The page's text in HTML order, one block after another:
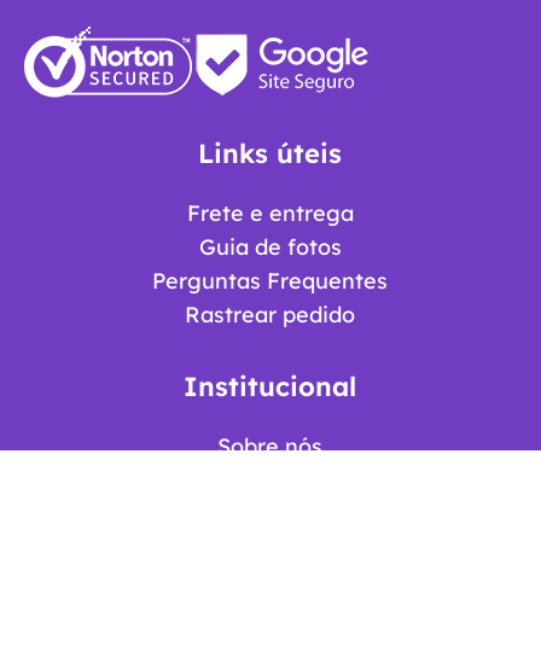
Links úteis
Frete e entrega
Guia de fotos
Perguntas Frequentes
Rastrear pedido
Institucional
Sobre nós